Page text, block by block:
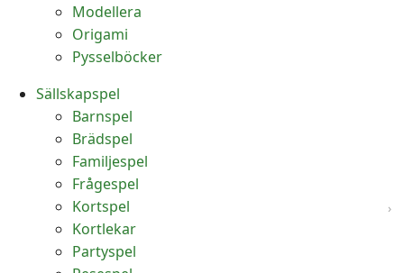
Modellera
Origami
Pysselböcker
Sällskapspel
Barnspel
Brädspel
Familjespel
Frågespel
Kortspel
Kortlekar
Partyspel